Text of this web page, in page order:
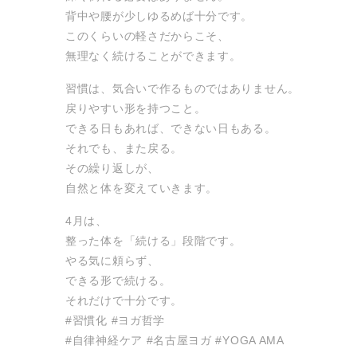
背中や腰が少しゆるめば十分です。
このくらいの軽さだからこそ、
無理なく続けることができます。
習慣は、気合いで作るものではありません。
戻りやすい形を持つこと。
できる日もあれば、できない日もある。
それでも、また戻る。
その繰り返しが、
自然と体を変えていきます。
4月は、
整った体を「続ける」段階です。
やる気に頼らず、
できる形で続ける。
それだけで十分です。
#習慣化 #ヨガ哲学
#自律神経ケア #名古屋ヨガ #YOGA AMA